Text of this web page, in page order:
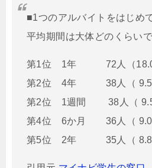
■1つのアルバイトをはじめ
平均期間は大体どのくらい
第1位 1年 72人（18.0
第2位 4年 38人（ 9.5
第2位 1週間 38人（ 9.5
第4位 6か月 36人（
第5位 2年 35人（ 8.8